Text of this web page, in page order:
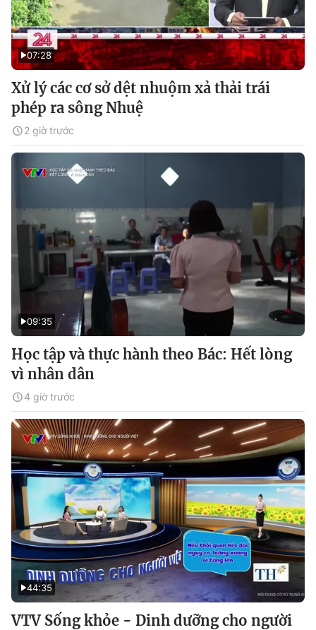
07:28
Xử lý các cơ sở dệt nhuộm xả thải trái
phép ra sông Nhuệ
2 giờ trước
09:35
Học tập và thực hành theo Bác: Hết lòng
vì nhân dân
4 giờ trước
44:35
VTV Sống khỏe - Dinh dưỡng cho người